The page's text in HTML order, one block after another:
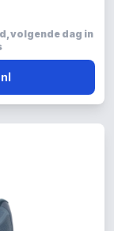
volgende dag in